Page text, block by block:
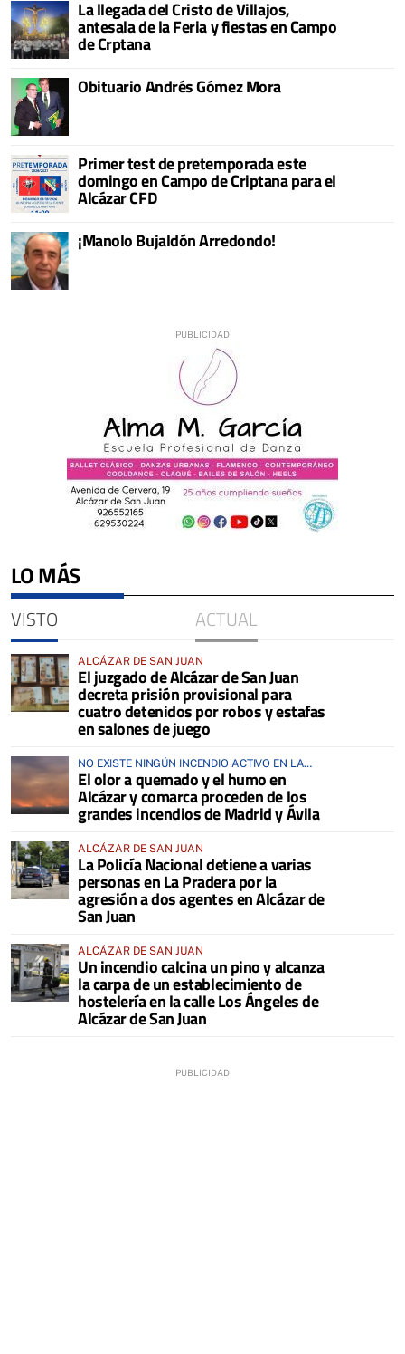
La llegada del Cristo de Villajos,
antesala de la Feria y fiestas en Campo
de Crptana
Obituario Andrés Gómez Mora
Primer test de pretemporada este
domingo en Campo de Criptana para el
Alcázar CFD
¡Manolo Bujaldón Arredondo!
LO MÁS
VISTO ACTUAL
ALCÁZAR DE SAN JUAN
El juzgado de Alcázar de San Juan
decreta prisión provisional para
cuatro detenidos por robos y estafas
en salones de juego
NO EXISTE NINGÚN INCENDIO ACTIVO EN LA
COMARCA
El olor a quemado y el humo en
Alcázar y comarca proceden de los
grandes incendios de Madrid y Ávila
ALCÁZAR DE SAN JUAN
La Policía Nacional detiene a varias
personas en La Pradera por la
agresión a dos agentes en Alcázar de
San Juan
ALCÁZAR DE SAN JUAN
Un incendio calcina un pino y alcanza
la carpa de un establecimiento de
hostelería en la calle Los Ángeles de
Alcázar de San Juan